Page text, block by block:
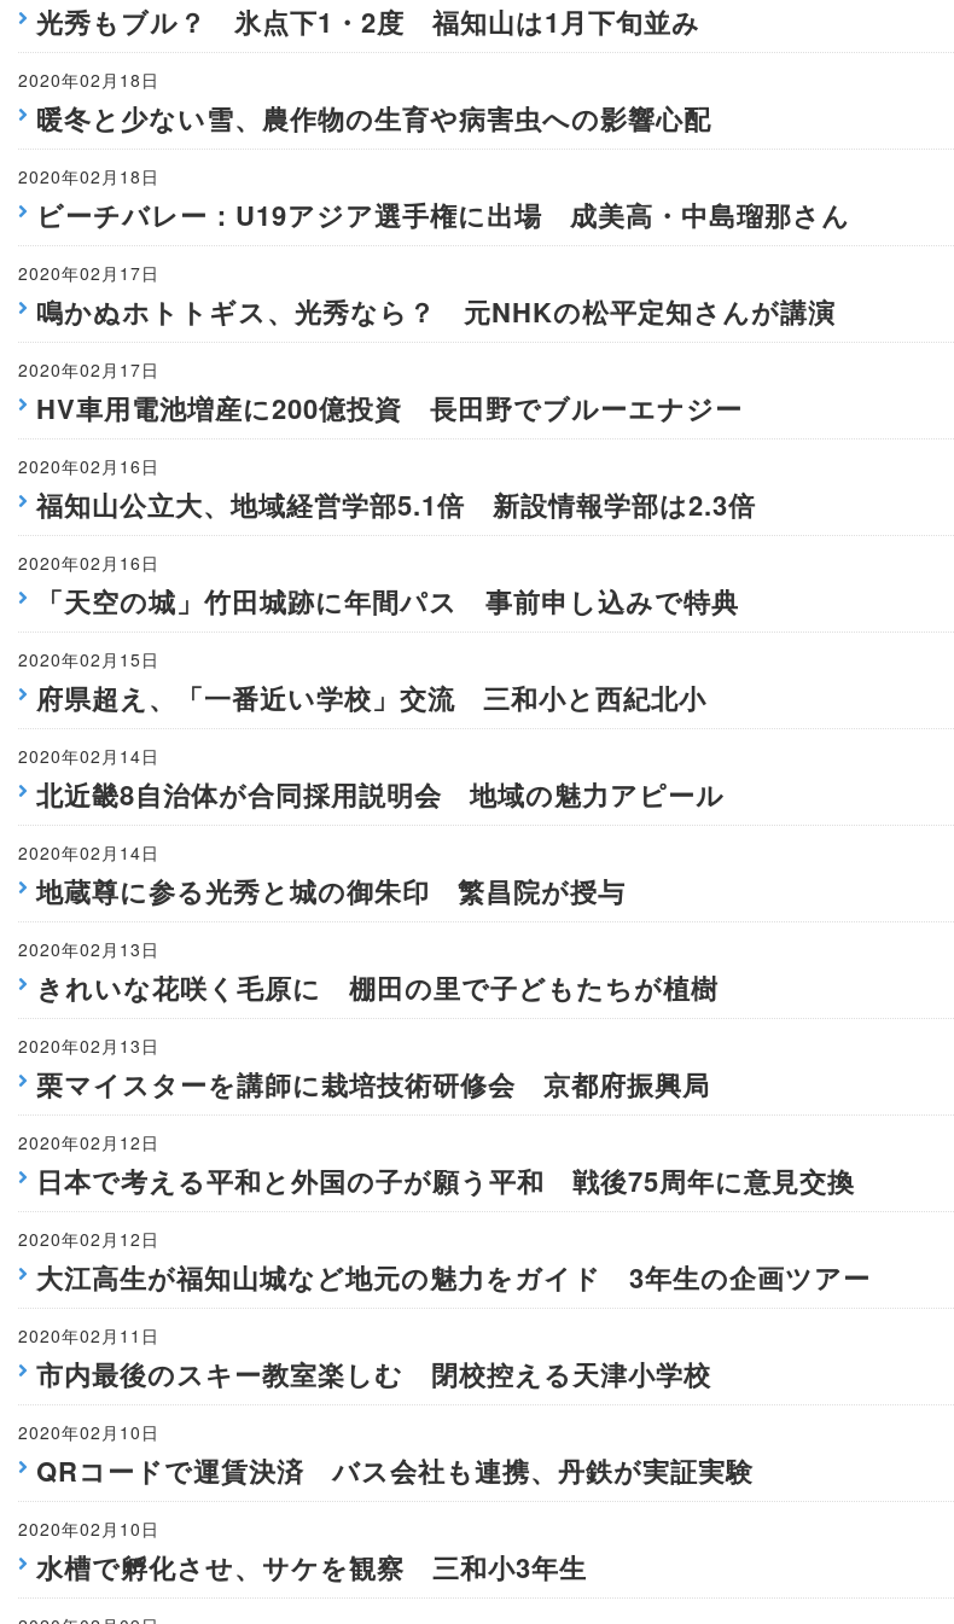
光秀もブル？ 氷点下1・2度 福知山は1月下旬並み
2020年02月18日
暖冬と少ない雪、農作物の生育や病害虫への影響心配
2020年02月18日
ビーチバレー：U19アジア選手権に出場 成美高・中島瑠那さん
2020年02月17日
鳴かぬホトトギス、光秀なら？ 元NHKの松平定知さんが講演
2020年02月17日
HV車用電池増産に200億投資 長田野でブルーエナジー
2020年02月16日
福知山公立大、地域経営学部5.1倍 新設情報学部は2.3倍
2020年02月16日
「天空の城」竹田城跡に年間パス 事前申し込みで特典
2020年02月15日
府県超え、「一番近い学校」交流 三和小と西紀北小
2020年02月14日
北近畿8自治体が合同採用説明会 地域の魅力アピール
2020年02月14日
地蔵尊に参る光秀と城の御朱印 繁昌院が授与
2020年02月13日
きれいな花咲く毛原に 棚田の里で子どもたちが植樹
2020年02月13日
栗マイスターを講師に栽培技術研修会 京都府振興局
2020年02月12日
日本で考える平和と外国の子が願う平和 戦後75周年に意見交換
2020年02月12日
大江高生が福知山城など地元の魅力をガイド 3年生の企画ツアー
2020年02月11日
市内最後のスキー教室楽しむ 閉校控える天津小学校
2020年02月10日
QRコードで運賃決済 バス会社も連携、丹鉄が実証実験
2020年02月10日
水槽で孵化させ、サケを観察 三和小3年生